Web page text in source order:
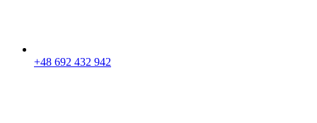
+48 692 432 942